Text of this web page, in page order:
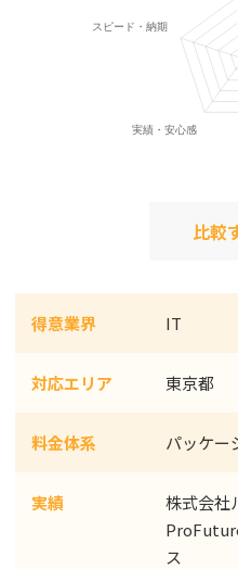
比較
得意業界 IT
対応エリア 東京都
料金体系 パッケー
実績
株式会社
ス